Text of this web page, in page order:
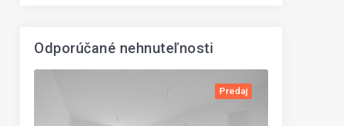
Odporúčané nehnuteľnosti
Predaj